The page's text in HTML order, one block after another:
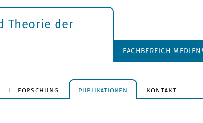
Theorie der
FACHBEREICH
FORSCHUNG PUBLIKATIONEN KONTAKT